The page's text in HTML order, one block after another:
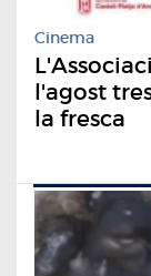
Cinema
l'agost
la fresca